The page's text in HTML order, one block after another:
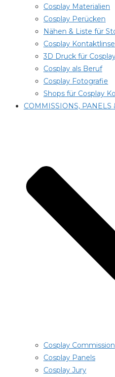
Cosplay Materialien
Cosplay Perücken
Nähen & Liste für
Cosplay
3D Druck für
Cosplay als Beruf
Cosplay Fotografie
Shops für Cosplay
COMMISSIONS, PANELS
Cosplay Commission
Cosplay Panels
Cosplay Jury